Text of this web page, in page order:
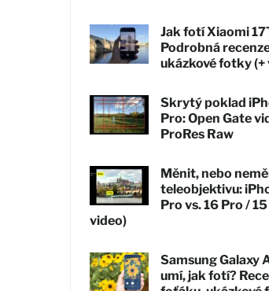
Jak fotí Xiaomi
Podrobná
ukázkové fotky (+
Skrytý poklad
Pro: Open Gate
ProRes Raw
Měnit, nebo
teleobjektivu:
Pro vs. 16 Pro /
video)
Samsung Galaxy
umí, jak fotí?